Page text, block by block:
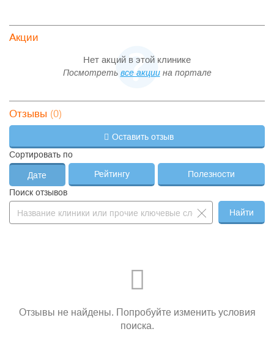
Акции
Нет акций в этой клинике
Посмотреть все акциина портале
Отзывы (0)
Оставить отзыв
Сортировать по
Дате Рейтингу
Полезности
Поиск отзывов
Найти
Отзывы не найдены. Попробуйте изменить условия
поиска.